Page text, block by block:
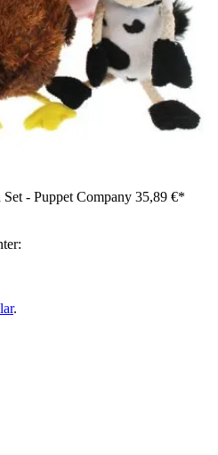
- Puppet Company 35,89 €*
.